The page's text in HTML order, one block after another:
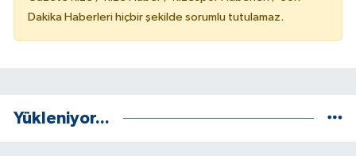
Dakika Haberleri hiçbir şekilde sorumlu tutulamaz.
Yükleniyor...